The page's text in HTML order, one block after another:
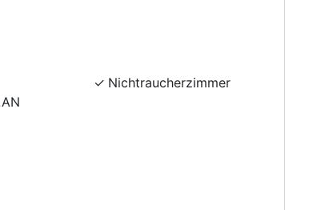
Nichtraucherzimmer